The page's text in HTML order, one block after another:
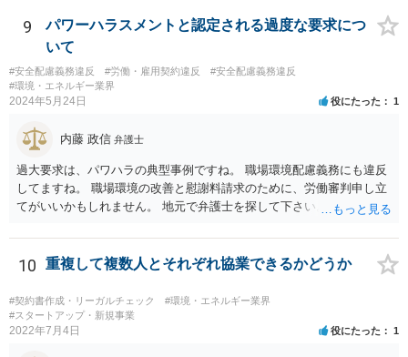
9
パワーハラスメントと認定される過度な要求につ
いて
#安全配慮義務違反 #労働・雇用契約違反
#安全配慮義務違反
#環境・エネルギー業界
2024年5月24日 役にたった 1
内藤 政信 弁護士
過大要求は、パワハラの典型事例ですね。 職場環境配慮義務にも違反
してますね。 職場環境の改善と慰謝料請求のために、労働審判申し立
てがいいかもしれません。 地元で弁護士を探して下さい。
10 重複して複数人とそれぞれ協業できるかどうか
#契約書作成・リーガルチェック
#環境・エネルギー業界
#スタートアップ・新規事業
2022年7月4日 役にたった 1